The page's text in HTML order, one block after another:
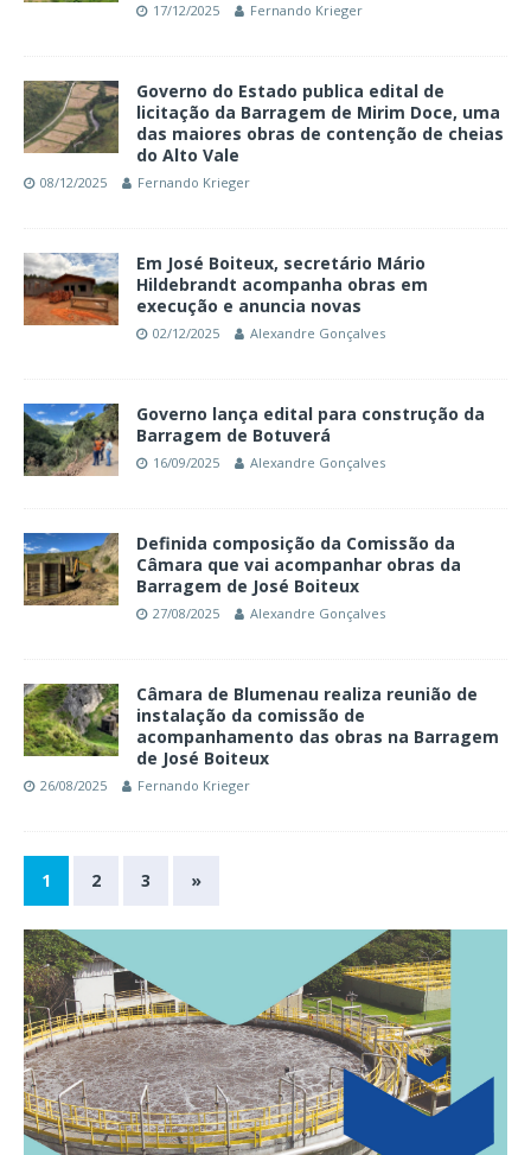
17/12/2025 Fernando Krieger
Governo do Estado publica edital de
licitação da Barragem de Mirim Doce, uma
das maiores obras de contenção de cheias
do Alto Vale
08/12/2025 Fernando Krieger
Em José Boiteux, secretário Mário
Hildebrandt acompanha obras em
execução e anuncia novas
02/12/2025 Alexandre Gonçalves
Governo lança edital para construção da
Barragem de Botuverá
16/09/2025 Alexandre Gonçalves
Definida composição da Comissão da
Câmara que vai acompanhar obras da
Barragem de José Boiteux
27/08/2025 Alexandre Gonçalves
Câmara de Blumenau realiza reunião de
instalação da comissão de
acompanhamento das obras na Barragem
de José Boiteux
26/08/2025 Fernando Krieger
1 2 3 »